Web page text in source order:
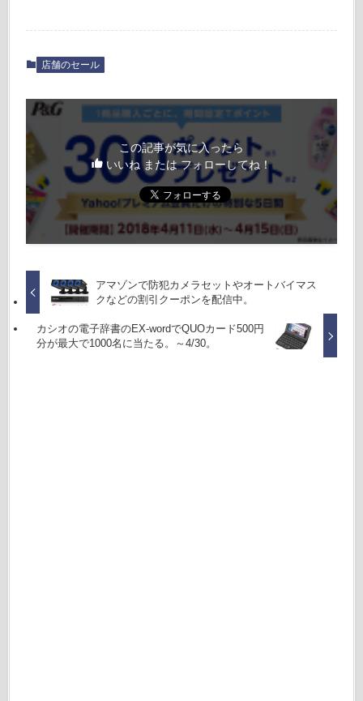
店舗のセール
この記事が気に入ったら
いいね または フォローしてね！
アマゾンで防犯カメラセットやオートバイマス
クなどの割引クーポンを配信中。
カシオの電子辞書のEX-wordでQUOカード500円
分が最大で1000名に当たる。～4/30。